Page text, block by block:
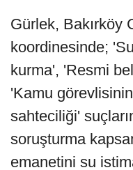
Gürlek, Bakırköy
koordinesinde;
kurma', 'Resmi
'Kamu
sahteciliği'
soruşturma
emanetini su